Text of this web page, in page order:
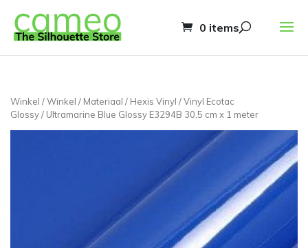
0 items
Winkel /Winkel / Materiaal / Hexis Vinyl /Vinyl Ecotac
Glossy/ Ultramarine Blue Glossy E3294B 30,5 cm x 1 meter